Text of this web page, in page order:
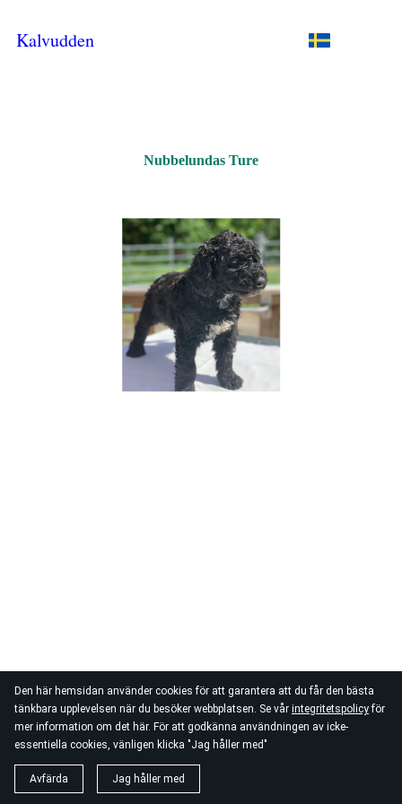
Den här hemsidan använder cookies för att garantera att du får den bästa
tänkbara upplevelsen när du besöker webbplatsen. Se vår integritetspolicyför
mer information om det här. För att godkänna användningen av icke-
essentiella cookies, vänligen klicka "Jag håller med"
Avfärda Jag håller med
Kalvudden
Nubbelundas Ture